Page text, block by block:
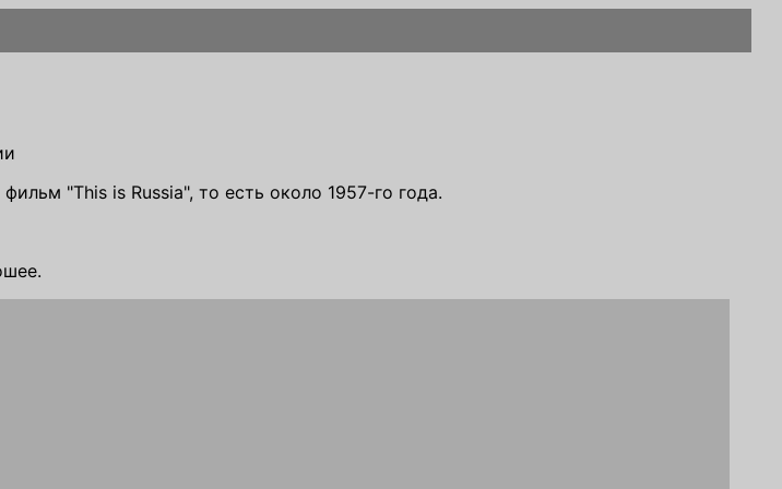
"This is Russia", то есть около 1957-го года.